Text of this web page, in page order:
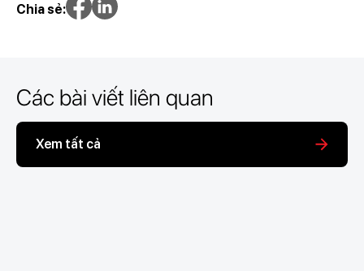
Chia sẻ:
Các bài viết liên quan
Xem tất cả